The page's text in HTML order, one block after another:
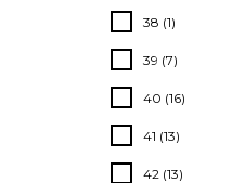
38 (1)
39 (7)
40 (16)
41 (13)
42 (13)